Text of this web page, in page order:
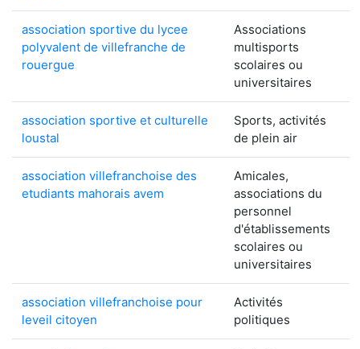
association sportive du lycee
polyvalent de villefranche de
rouergue
Associations
multisports
scolaires ou
universitaires
association sportive et culturelle
loustal
Sports, activités
de plein air
association villefranchoise des
etudiants mahorais avem
Amicales,
associations du
personnel
d'établissements
scolaires ou
universitaires
association villefranchoise pour
leveil citoyen
Activités
politiques